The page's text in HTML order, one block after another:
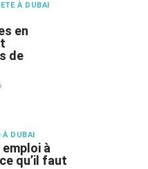
À DUBAI
en
de
À DUBAI
emploi à
qu’il faut